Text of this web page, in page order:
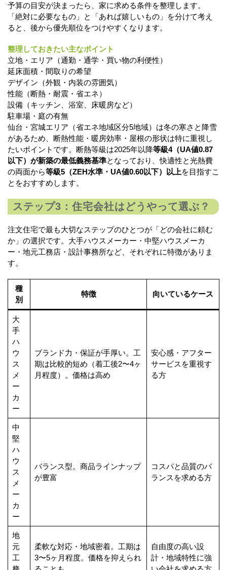
予算の目安が決まったら、家に求める条件を整理します。
「絶対に必要なもの」と「あれば嬉しいもの」を分けて考え
ると、後から優先順位をつけやすくなります。
整理しておきたい主なポイント
立地・エリア（通勤・通学・買い物の利便性）
延床面積・間取りの希望
デザイン（外観・内装の雰囲気）
性能（断熱・耐震・省エネ）
設備（キッチン、浴室、床暖房など）
駐車場・庭の有無
仙台・宮城エリア（省エネ地域区分5地域）は冬の寒さと降雪
があるため、断熱性能・暖房効率・屋根の形状は特に重視し
たいポイントです。断熱等級は2025年以降等級4（UA値0.87
以下）が新築の最低義務基準となっており、快適性と光熱費
の両面から等級5（ZEH水準・UA値0.60以下）以上を目指すこ
とをおすすめします。
ステップ3：住宅会社はどうやって選ぶ？
注文住宅で最も大切なステップのひとつが「どの会社に頼む
か」の選択です。大手ハウスメーカー・中堅ハウスメーカ
ー・地元工務店・設計事務所など、それぞれに特徴がありま
す。
種
別
特徴 向いているケース
大
手
ハ
ウ
ス
メ
ー
カ
ー
ブランド力・保証が手厚い。工
期は比較的短め（着工後2〜4ヶ
月程度）。価格は高め
安心感・アフター
サービスを重視す
る方
中
堅
ハ
ウ
ス
メ
ー
カ
ー
バランス型。商品ラインナップ
が豊富
コスパと品質のバ
ランスを求める方
地
元
工
柔軟な対応・地域密着。工期は
3〜5ヶ月程度。価格を抑えられ
自由度の高い設
計・地域特性に強